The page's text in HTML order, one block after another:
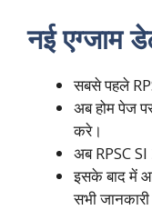
नई एग्जाम
सबसे पहले
अब होम पेज
करे।
अब RPSC
इसके बाद में
सभी